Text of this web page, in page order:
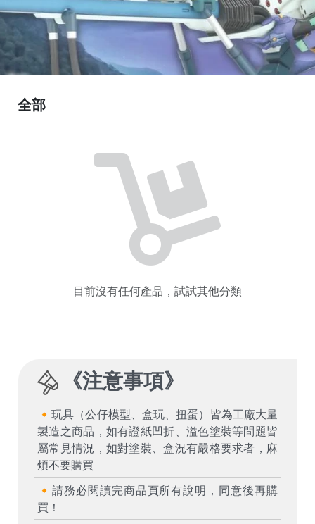
目前沒有任何產品，試試其他分類
全部
《注意事項》
🔸玩具（公仔模型、盒玩、扭蛋）皆為工廠大量
製造之商品，如有證紙凹折、溢色塗裝等問題皆
屬常見情況，如對塗裝、盒況有嚴格要求者，麻
煩不要購買
🔸請務必閱讀完商品頁所有說明，同意後再購
買！